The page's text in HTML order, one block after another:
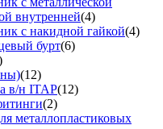
внутренней(4)
с накидной гайкой(4)
бурт(6)
(12)
в/н ITAP(12)
(2)
металлопластиковых